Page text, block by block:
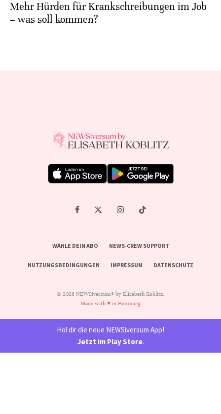
Mehr Hürden für Krankschreibungen im Job
– was soll kommen?
WÄHLE DEIN ABO NEWS-CREW SUPPORT
NUTZUNGSBEDINGUNGEN IMPRESSUM DATENSCHUTZ
© 2026 NEWSiversum® by Elisabeth Koblitz.
Made with ♥ in Hamburg
Hol dir die neue NEWSiversum App!
Jetzt im Play Store.